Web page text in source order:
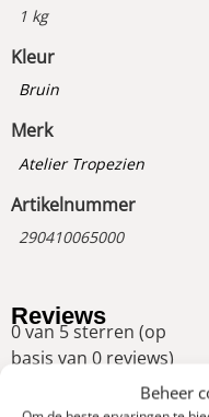
Beheer
1 kg
Kleur
Bruin
Merk
Atelier Tropezien
Artikelnummer
290410065000
Reviews
0 van 5 sterren (op
basis van 0 reviews)